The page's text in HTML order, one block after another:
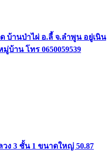
บ้านป่าไผ่ อ.ลี้ จ.ลำพูน อยู่เนิน
าน โทร 0650059539
ง 3 ชั้น 1 ขนาดใหญ่ 50.87